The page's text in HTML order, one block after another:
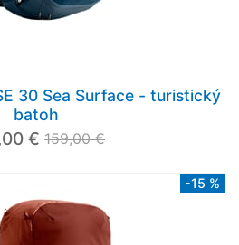
30 Sea Surface - turistický
batoh
€ 159,00 €
-15 %